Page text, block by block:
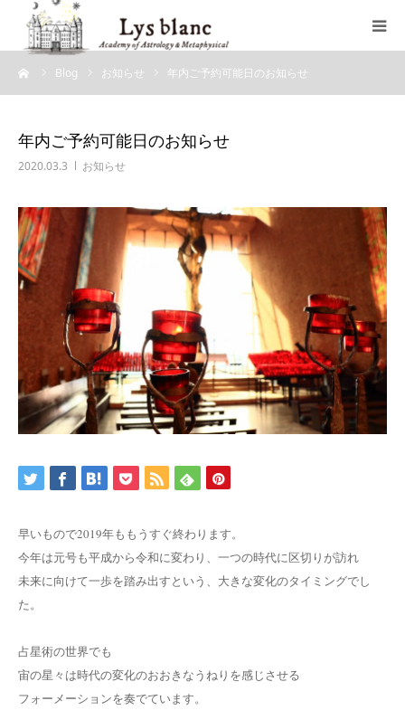
Blog お知らせ 年内ご予約可能日のお知らせ
年内ご予約可能日のお知らせ
2020.03.3 お知らせ
早いもので2019年ももうすぐ終わります。
今年は元号も平成から令和に変わり、一つの時代に区切りが訪れ
未来に向けて一歩を踏み出すという、大きな変化のタイミングでし
た。
占星術の世界でも
宙の星々は時代の変化のおおきなうねりを感じさせる
フォーメーションを奏でています。
プロフィール
店舗案内
ブログ
お問い合わせ